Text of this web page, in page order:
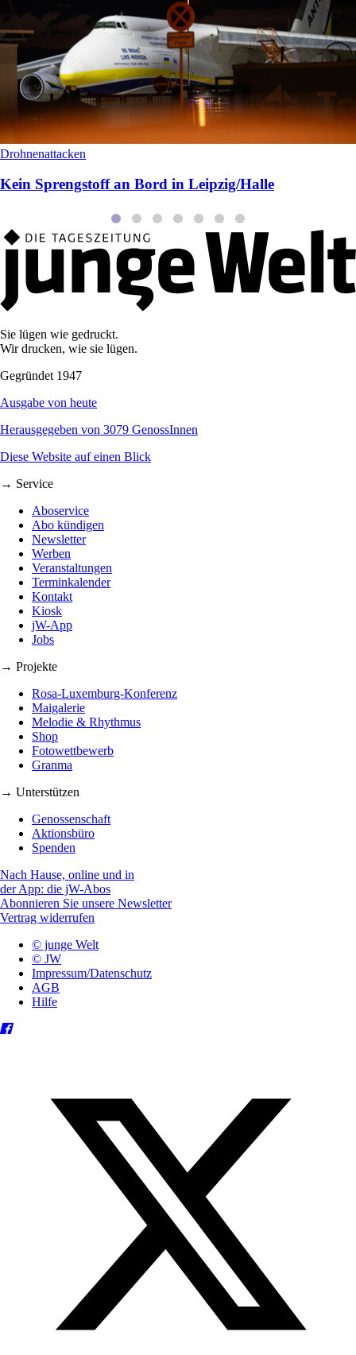
Drohnenattacken
Kein Sprengstoff an Bord in Leipzig/Halle
Sie lügen wie gedruckt.
Wir drucken, wie sie lügen.
Gegründet 1947
Ausgabe von heute
Herausgegeben von 3079 GenossInnen
Diese Website auf einen Blick
→ Service
Aboservice
Abo kündigen
Newsletter
Werben
Veranstaltungen
Terminkalender
Kontakt
Kiosk
jW-App
Jobs
→ Projekte
Rosa-Luxemburg-Konferenz
Maigalerie
Melodie & Rhythmus
Shop
Fotowettbewerb
Granma
→ Unterstützen
Genossenschaft
Aktionsbüro
Spenden
Nach Hause, online und in
der App: die jW-Abos
Abonnieren Sie unsere Newsletter
Vertrag widerrufen
© junge Welt
© JW
Impressum/Datenschutz
AGB
Hilfe